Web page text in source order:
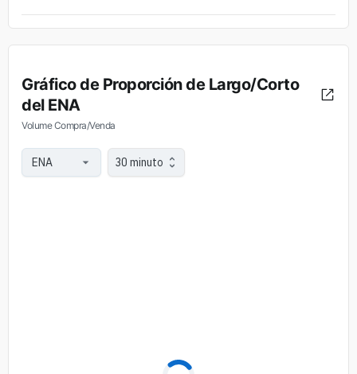
Gráfico de Proporción de Largo/Corto
del ENA
Volume Compra/Venda
30 minuto